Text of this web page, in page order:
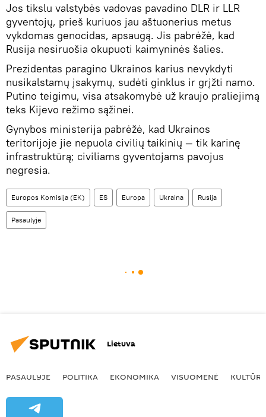
Jos tikslu valstybės vadovas pavadino DLR ir LLR
gyventojų, prieš kuriuos jau aštuonerius metus
vykdomas genocidas, apsaugą. Jis pabrėžė, kad
Rusija nesiruošia okupuoti kaimyninės šalies.
Prezidentas paragino Ukrainos karius nevykdyti
nusikalstamų įsakymų, sudėti ginklus ir grįžti namo.
Putino teigimu, visa atsakomybė už kraujo praliejimą
teks Kijevo režimo sąžinei.
Gynybos ministerija pabrėžė, kad Ukrainos
teritorijoje jie nepuola civilių taikinių — tik karinę
infrastruktūrą; civiliams gyventojams pavojus
negresia.
Europos Komisija (EK) ES Europa Ukraina Rusija
Pasaulyje
Lietuva
PASAULYJE POLITIKA EKONOMIKA VISUOMENĖ KULTŪRA